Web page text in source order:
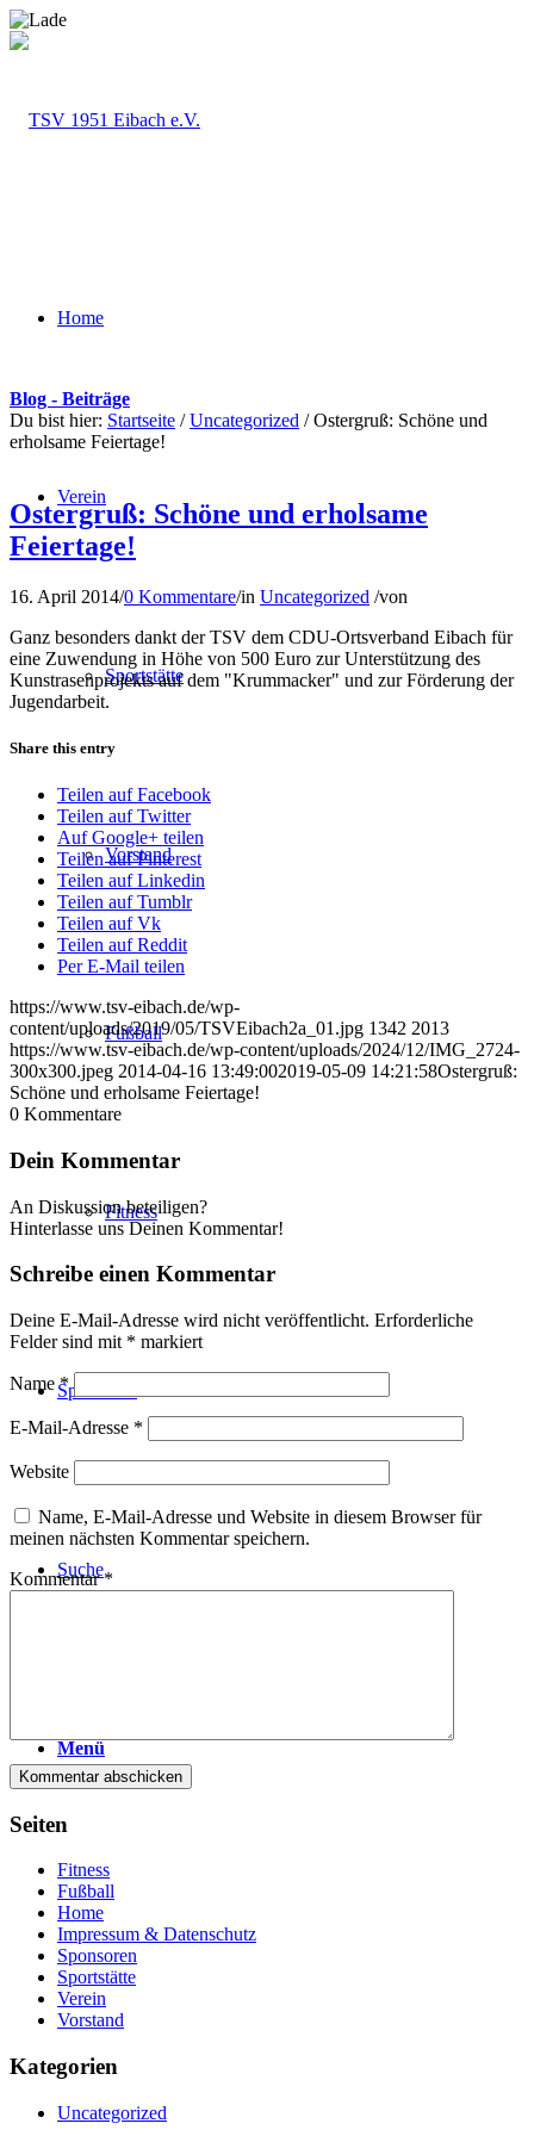
Home
Verein
Sportstätte
Vorstand
Fußball
Fitness
Sponsoren
Suche
Menü
Blog - Beiträge
Du bist hier: Startseite / Uncategorized / Ostergruß: Schöne und
erholsame Feiertage!
Ostergruß: Schöne und erholsame
Feiertage!
16. April 2014/0 Kommentare/in Uncategorized /von
Ganz besonders dankt der TSV dem CDU-Ortsverband Eibach für
eine Zuwendung in Höhe von 500 Euro zur Unterstützung des
Kunstrasenprojekts auf dem "Krummacker" und zur Förderung der
Jugendarbeit.
Share this entry
Teilen auf Facebook
Teilen auf Twitter
Auf Google+ teilen
Teilen auf Pinterest
Teilen auf Linkedin
Teilen auf Tumblr
Teilen auf Vk
Teilen auf Reddit
Per E-Mail teilen
https://www.tsv-eibach.de/wp-
content/uploads/2019/05/TSVEibach2a_01.jpg 1342 2013
https://www.tsv-eibach.de/wp-content/uploads/2024/12/IMG_2724-
300x300.jpeg 2014-04-16 13:49:002019-05-09 14:21:58Ostergruß:
Schöne und erholsame Feiertage!
0 Kommentare
Dein Kommentar
An Diskussion beteiligen?
Hinterlasse uns Deinen Kommentar!
Schreibe einen Kommentar
Deine E-Mail-Adresse wird nicht veröffentlicht. Erforderliche
Felder sind mit * markiert
Name*
E-Mail-Adresse *
Website
Name, E-Mail-Adresse und Website in diesem Browser für
meinen nächsten Kommentar speichern.
Kommentar*
Seiten
Fitness
Fußball
Home
Impressum & Datenschutz
Sponsoren
Sportstätte
Verein
Vorstand
Kategorien
Uncategorized